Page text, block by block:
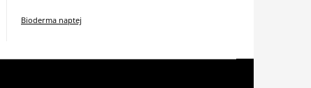
Bioderma naptej